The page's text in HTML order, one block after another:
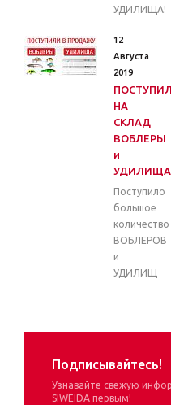
УДИЛИЩА!
12
Августа
2019
НА
СКЛАД
ВОБЛЕРЫ
и
УДИЛИЩА
Поступило
большое
количество
ВОБЛЕРОВ
и
УДИЛИЩ
Подписывайтесь!
Узнавайте свежую
SIWEIDA первым!